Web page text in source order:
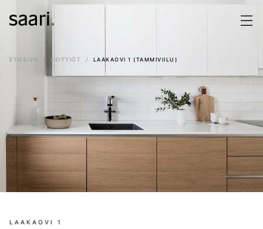
ETUSIVU KEITTIÖT LAAKAOVI 1 (TAMMIVIILU)
LAAKAOVI 1